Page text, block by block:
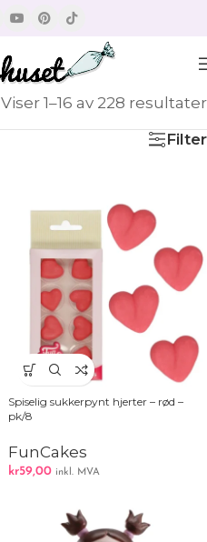
Viser 1–16 av 228 resultater
Filter
Spiselig sukkerpynt hjerter – rød –
pk/8
FunCakes
kr59,00 inkl. MVA